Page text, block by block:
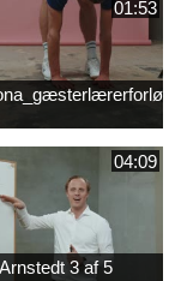
01:53
04:09
3 af 5